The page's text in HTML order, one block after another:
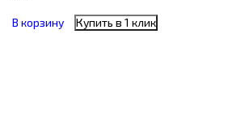
В корзину Купить в 1 клик